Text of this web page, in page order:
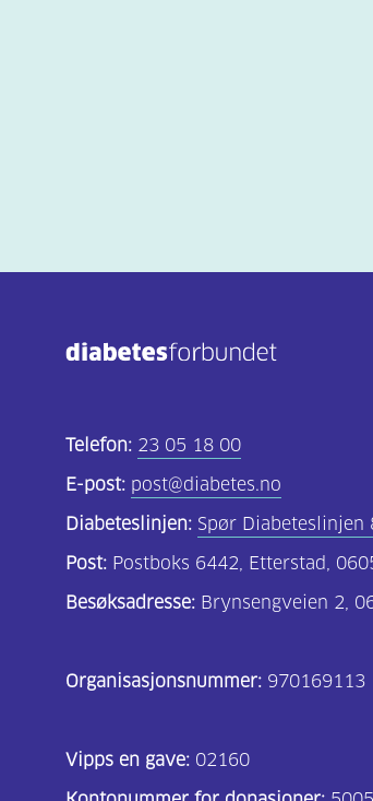
Telefon: 23 05 18 00
E-post: post@diabetes.no
Diabeteslinjen: Spør Diabeteslinjen
Post: Postboks 6442, Etterstad,
Besøksadresse: Brynsengveien 2,
Organisasjonsnummer: 970169113
Vipps en gave: 02160